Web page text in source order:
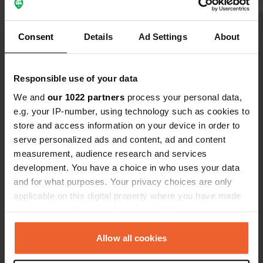
Consent Details Ad Settings About
Responsible use of your data
We and our 1022 partners process your personal data,
e.g. your IP-number, using technology such as cookies to
store and access information on your device in order to
serve personalized ads and content, ad and content
measurement, audience research and services
development. You have a choice in who uses your data
and for what purposes. Your privacy choices are only
applicable on this digital property where you have made
any time from the Cookie Declaration or by clicking on
the Privacy trigger icon.Allow all cookies
mee als je
Bekijk alle 8 reviews
Contact
45° 2' 52" N 11° 12' 19" E